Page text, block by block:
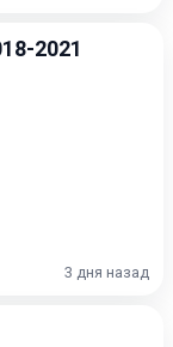
2021
3 дня назад